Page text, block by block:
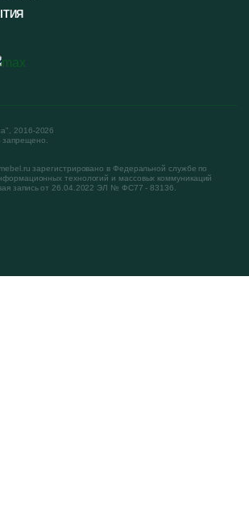
2016-2026
зарегистрировано в Федеральной службе по
технологий и массовых коммуникаций
запись от 26.04.2022 ЭЛ № ФС77 - 83136.